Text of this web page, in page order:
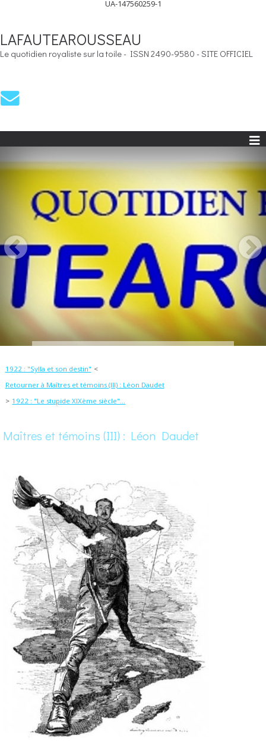
UA-147560259-1
LAFAUTEAROUSSEAU
Le quotidien royaliste sur la toile - ISSN 2490-9580 - SITE OFFICIEL
1922 : "Sylla et son destin"
Retourner à Maîtres et témoins (III) : Léon Daudet
1922 : "Le stupide XIXème siècle"...
Maîtres et témoins (III) : Léon Daudet